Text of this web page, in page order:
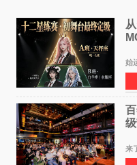
始
的
此
来
国